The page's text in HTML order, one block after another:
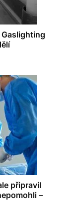
Gaslighting
připravil
–